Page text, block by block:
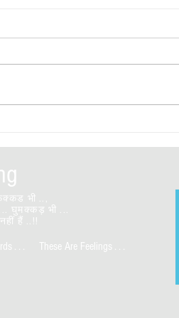
जाने क्या क्या
भी ..,
... घुमक्कड़ भी ...
हैं ..!!
. . . These Are Feelings . . .